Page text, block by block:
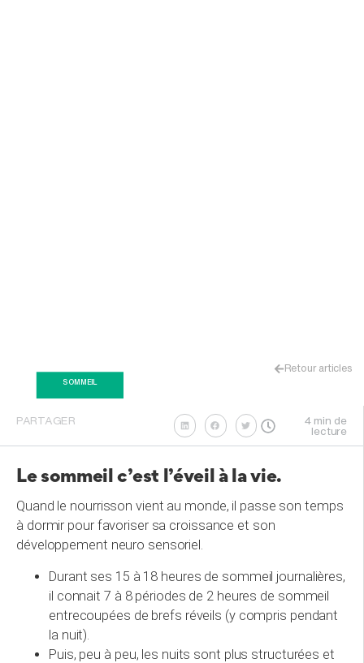
Retour articles
SOMMEIL
PARTAGER
4 min de
lecture
Le sommeil c’est l’éveil à la vie.
Quand le nourrisson vient au monde, il passe son temps
à dormir pour favoriser sa croissance et son
développement neuro sensoriel.
Durant ses 15 à 18 heures de sommeil journalières,
il connait 7 à 8 périodes de 2 heures de sommeil
entrecoupées de brefs réveils (y compris pendant
la nuit).
Puis, peu à peu, les nuits sont plus structurées et